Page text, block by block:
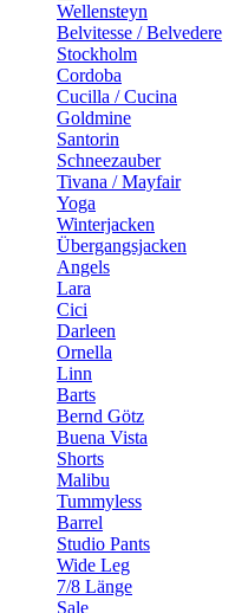
Wellensteyn
Belvitesse / Belvedere
Stockholm
Cordoba
Cucilla / Cucina
Goldmine
Santorin
Schneezauber
Tivana / Mayfair
Yoga
Winterjacken
Übergangsjacken
Angels
Lara
Cici
Darleen
Ornella
Linn
Barts
Bernd Götz
Buena Vista
Shorts
Malibu
Tummyless
Barrel
Studio Pants
Wide Leg
7/8 Länge
Sale